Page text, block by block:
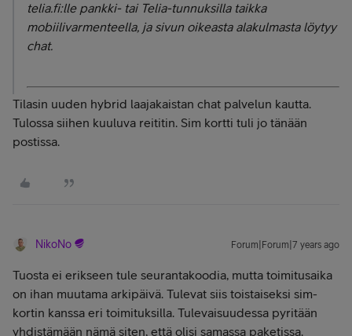
telia.fi:lle pankki- tai Telia-tunnuksilla taikka
mobiilivarmenteella, ja sivun oikeasta alakulmasta löytyy
chat.
Tilasin uuden hybrid laajakaistan chat palvelun kautta.
Tulossa siihen kuuluva reititin. Sim kortti tuli jo tänään
postissa.
NikoNo Forum|Forum|7 years ago
Tuosta ei erikseen tule seurantakoodia, mutta toimitusaika
on ihan muutama arkipäivä. Tulevat siis toistaiseksi sim-
kortin kanssa eri toimituksilla. Tulevaisuudessa pyritään
yhdistämään nämä siten, että olisi samassa paketissa.